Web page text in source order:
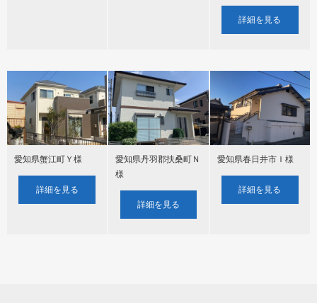
詳細を見る
愛知県蟹江町Ｙ様
詳細を見る
愛知県丹羽郡扶桑町Ｎ
様
詳細を見る
愛知県春日井市Ｉ様
詳細を見る